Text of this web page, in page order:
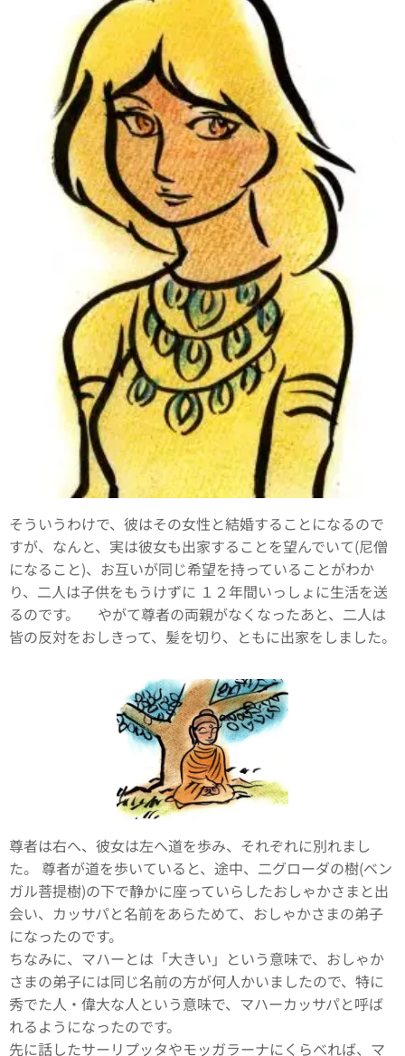
そういうわけで、彼はその女性と結婚することになるので
すが、なんと、実は彼女も出家することを望んでいて(尼僧
になること)、お互いが同じ希望を持っていることがわか
り、二人は子供をもうけずに １２年間いっしょに生活を送
るのです。 やがて尊者の両親がなくなったあと、二人は
皆の反対をおしきって、髪を切り、ともに出家をしました。
尊者は右へ、彼女は左へ道を歩み、それぞれに別れまし
た。 尊者が道を歩いていると、途中、二グローダの樹(ベン
ガル菩提樹)の下で静かに座っていらしたおしゃかさまと出
会い、カッサパと名前をあらためて、おしゃかさまの弟子
になったのです。
ちなみに、マハーとは「大きい」という意味で、おしゃか
さまの弟子には同じ名前の方が何人かいましたので、特に
秀でた人・偉大な人という意味で、マハーカッサパと呼ば
れるようになったのです。
先に話したサーリプッタやモッガラーナにくらべれば、マ